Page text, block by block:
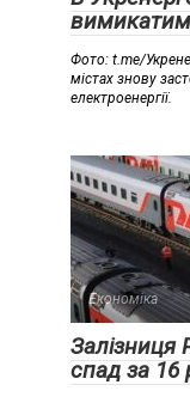
Фото: t.me/
містах знову
електроенергії.
Економіка
спад за 16